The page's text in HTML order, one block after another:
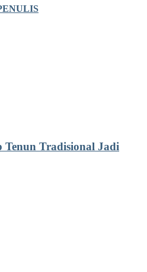
Tradisional Jadi